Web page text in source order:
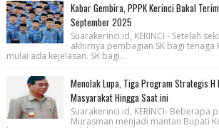
Kabar Gembira, PPPK Kerinci Bakal
September 2025
Suarakerinci.id, KERINCI - Setelah
akhirnya pembagian SK bagi tenaga
mulai ada kejelasan. SK bagi...
Menolak Lupa, Tiga Program Strategis
Masyarakat Hingga Saat ini
Suarakerinci.id, KERINCI- Beberapa
Murasman menjadi mantan Bupati